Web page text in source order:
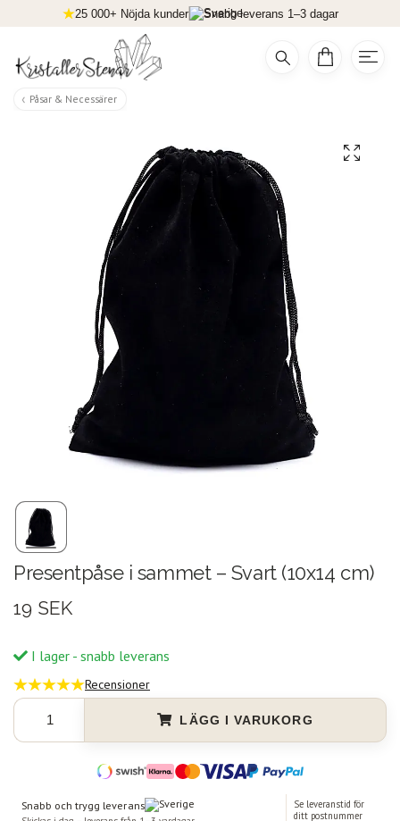
25 000+ Nöjda kunder Snabb leverans 1–3 dagar
Påsar & Necessärer
Presentpåse i sammet – Svart (10x14 cm)
19 SEK
I lager - snabb leverans
Recensioner
LÄGG I VARUKORG